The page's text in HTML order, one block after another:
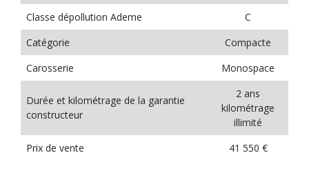
Classe dépollution Ademe
C
Catégorie
Compacte
Carosserie
Monospace
Durée et kilométrage de la garantie
constructeur
2 ans
kilométrage
illimité
Prix de vente
41 550 €